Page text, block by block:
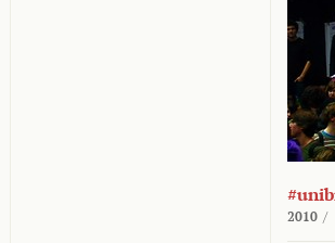
2010 /